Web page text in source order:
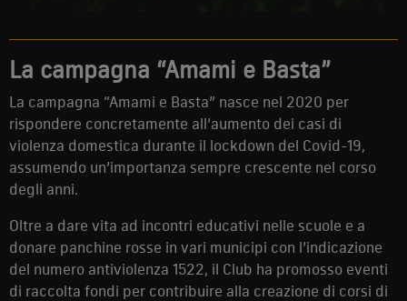
La campagna “Amami e Basta”
La campagna “Amami e Basta” nasce nel 2020 per
rispondere concretamente all’aumento dei casi di
violenza domestica durante il lockdown del Covid-19,
assumendo un’importanza sempre crescente nel corso
degli anni.
Oltre a dare vita ad incontri educativi nelle scuole e a
donare panchine rosse in vari municipi con l’indicazione
del numero antiviolenza 1522, il Club ha promosso eventi
di raccolta fondi per contribuire alla creazione di corsi di